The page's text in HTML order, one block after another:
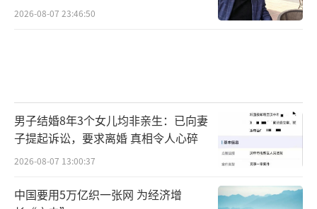
2026-08-07 23:46:50
男子结婚8年3个女儿均非亲生：已向妻
子提起诉讼，要求离婚 真相令人心碎
2026-08-07 13:00:37
中国要用5万亿织一张网 为经济增